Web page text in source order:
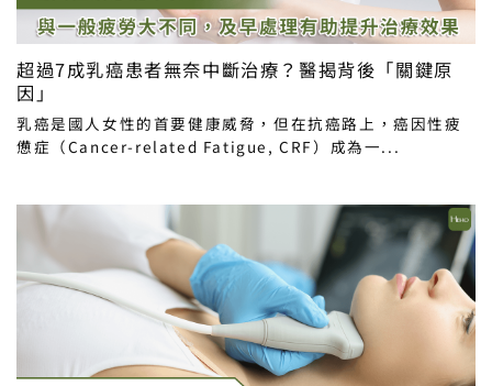
超過7成乳癌患者無奈中斷治療？醫揭背後「關鍵原
因」
乳癌是國人女性的首要健康威脅，但在抗癌路上，癌因性疲
憊症（Cancer-related Fatigue, CRF）成為一...